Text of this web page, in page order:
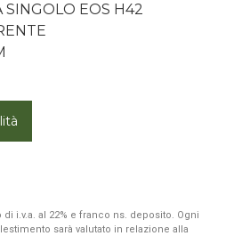
SINGOLO EOS H42
i.v.a. al 22% e franco ns. deposito. Ogni
sarà valutato in relazione alla